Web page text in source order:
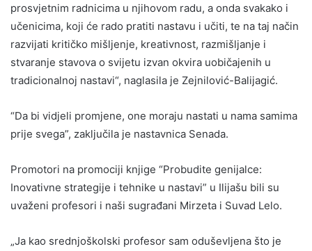
prosvjetnim radnicima u njihovom radu, a onda svakako i
učenicima, koji će rado pratiti nastavu i učiti, te na taj način
razvijati kritičko mišljenje, kreativnost, razmišljanje i
stvaranje stavova o svijetu izvan okvira uobičajenih u
tradicionalnoj nastavi“, naglasila je Zejnilović-Balijagić.
“Da bi vidjeli promjene, one moraju nastati u nama samima
prije svega”, zaključila je nastavnica Senada.
Promotori na promociji knjige “Probudite genijalce:
Inovativne strategije i tehnike u nastavi” u Ilijašu bili su
uvaženi profesori i naši sugrađani Mirzeta i Suvad Lelo.
„Ja kao srednjoškolski profesor sam oduševljena što je